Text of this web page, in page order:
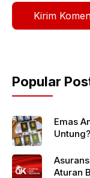
Popular
Emas
Untung?
Aturan